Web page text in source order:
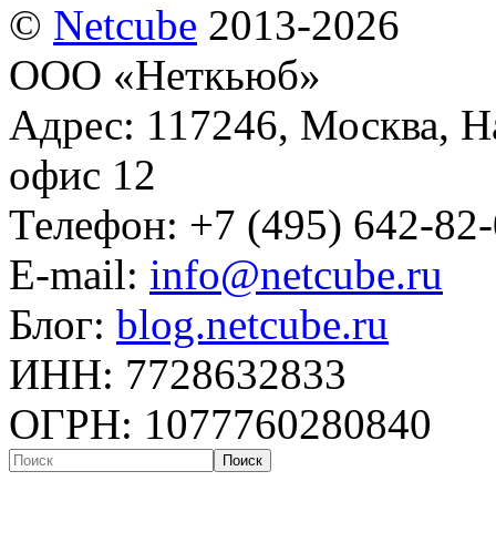
© Netсube 2013-2026
ООО «Неткьюб»
Адрес: 117246, Москва,
офис 12
Телефон: +7 (495) 642-
E-mail: info@netcube.ru
Блог: blog.netcube.ru
ИНН: 7728632833
ОГРН: 1077760280840